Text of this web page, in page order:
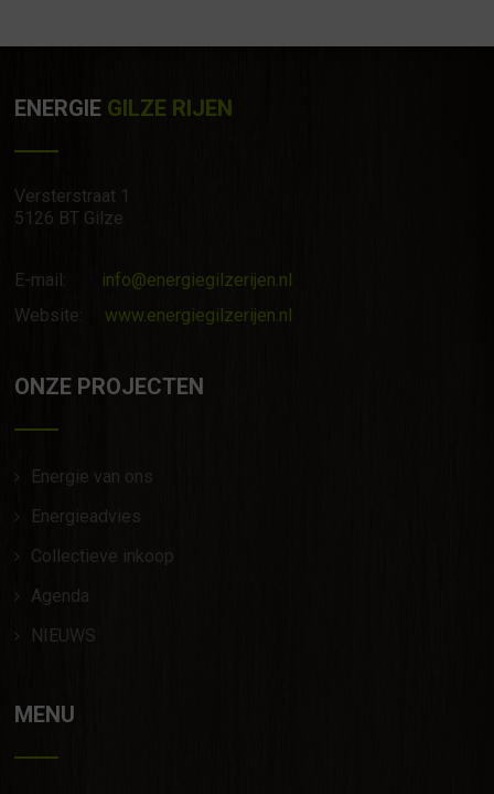
ENERGIE GILZE RIJEN
Versterstraat 1
5126 BT Gilze
E-mail:
info@energiegilzerijen.nl
Website:
www.energiegilzerijen.nl
ONZE PROJECTEN
Energie van ons
Energieadvies
Collectieve inkoop
Agenda
NIEUWS
MENU